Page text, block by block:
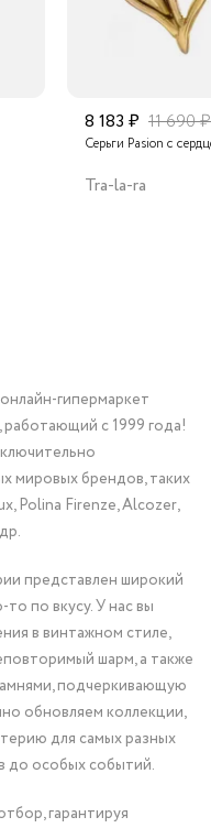
8 183 ₽ 11 690 ₽
Серьги Pasion с
Tra-la-ra
гипермаркет
с 1999 года!
мировых брендов, таких
Polina Firenze, Alcozer,
представлен широкий
по вкусу. У нас вы
в винтажном стиле,
шарм, а также
подчеркивающую
обновляем коллекции,
для самых разных
до особых событий.
гарантируя